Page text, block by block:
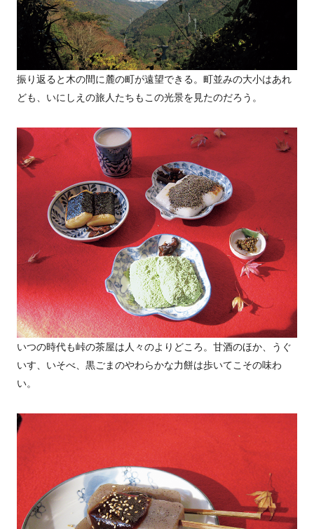
振り返ると木の間に麓の町が遠望できる。町並みの大小はあれ
ども、いにしえの旅人たちもこの光景を見たのだろう。
いつの時代も峠の茶屋は人々のよりどころ。甘酒のほか、うぐ
いす、いそべ、黒ごまのやわらかな力餅は歩いてこその味わ
い。